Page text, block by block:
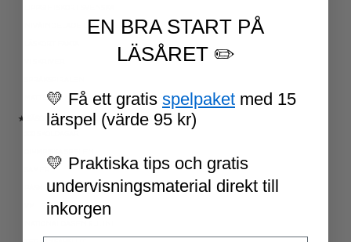
NIVÅINDELADE LÄSTEXTER
MATTESPIRALEN
★ SÄSONG OCH HÖGTIDER
VM I FOTBOLL
EN BRA START PÅ
LÄSÅRET ✏️
💛 Få ett gratis spelpaket med 15
lärspel (värde 95 kr)
💛 Praktiska tips och gratis
undervisningsmaterial direkt till
inkorgen